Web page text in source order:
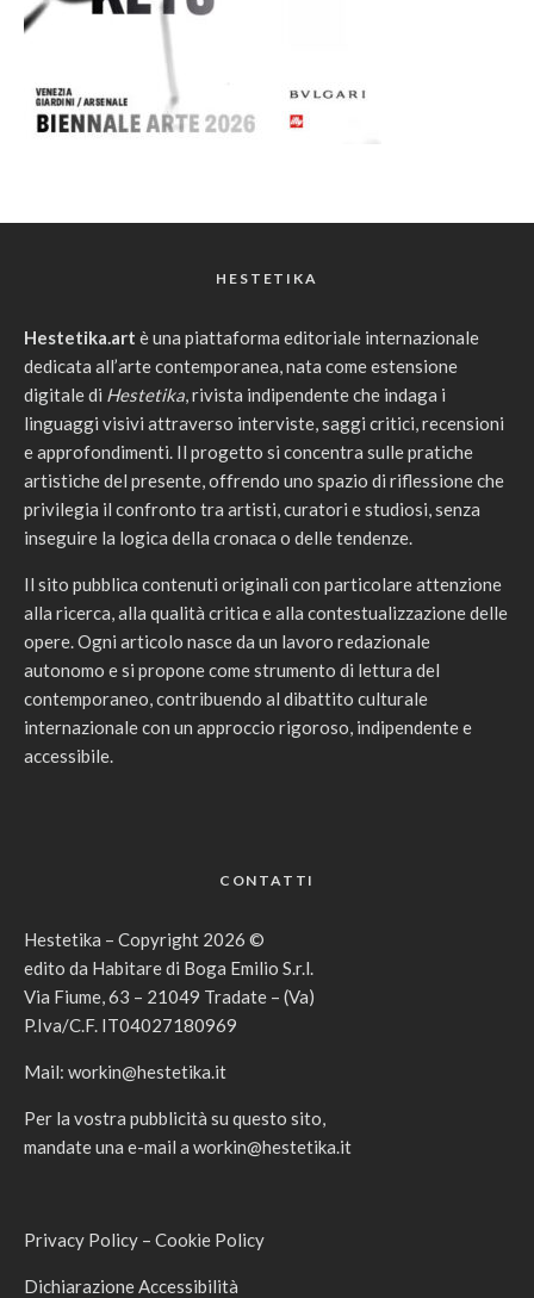
HESTETIKA
Hestetika.art è una piattaforma editoriale internazionale
dedicata all’arte contemporanea, nata come estensione
digitale di Hestetika, rivista indipendente che indaga i
linguaggi visivi attraverso interviste, saggi critici, recensioni
e approfondimenti. Il progetto si concentra sulle pratiche
artistiche del presente, offrendo uno spazio di riflessione che
privilegia il confronto tra artisti, curatori e studiosi, senza
inseguire la logica della cronaca o delle tendenze.
Il sito pubblica contenuti originali con particolare attenzione
alla ricerca, alla qualità critica e alla contestualizzazione delle
opere. Ogni articolo nasce da un lavoro redazionale
autonomo e si propone come strumento di lettura del
contemporaneo, contribuendo al dibattito culturale
internazionale con un approccio rigoroso, indipendente e
accessibile.
CONTATTI
Hestetika – Copyright 2026 ©
edito da Habitare di Boga Emilio S.r.l.
Via Fiume, 63 – 21049 Tradate – (Va)
P.Iva/C.F. IT04027180969
Mail: workin@hestetika.it
Per la vostra pubblicità su questo sito,
mandate una e-mail a workin@hestetika.it
Privacy Policy – Cookie Policy
Dichiarazione Accessibilità